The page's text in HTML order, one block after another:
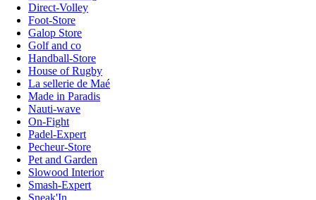
Direct-Volley
Foot-Store
Galop Store
Golf and co
Handball-Store
House of Rugby
La sellerie de Maé
Made in Paradis
Nauti-wave
On-Fight
Padel-Expert
Pecheur-Store
Pet and Garden
Slowood Interior
Smash-Expert
Sneak'In